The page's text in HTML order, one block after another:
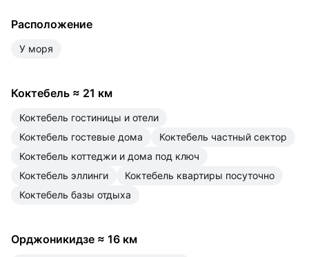
Расположение
у моря
Коктебель ≈ 21 км
Коктебель гостиницы и отели
Коктебель гостевые дома
Коктебель частный сектор
Коктебель коттеджи и дома под ключ
Коктебель эллинги
Коктебель квартиры посуточно
Коктебель базы отдыха
Орджоникидзе ≈ 16 км